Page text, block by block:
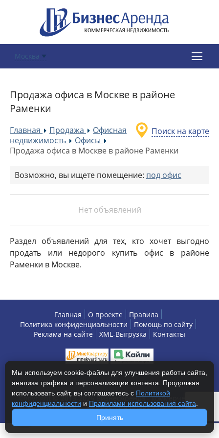
Москва
Продажа офиса в Москве в районе
Раменки
Поиск на карте
Главная »Продажа »Офисная
недвижимость
»Офисы
Продажа офиса в Москве в районе Раменки
Возможно, вы ищете помещение: под офис
Нет объявлений
Раздел объявлений для тех, кто хочет выгодно
продать или недорого купить офис в районе
Раменки в Москве.
Главная О проекте
Правила
Политика конфиденциальности
Помощь по сайту
Реклама на сайте
XML-Выгрузка Контакты
Copyright © 2013-2026 БизнесАренда - коммерческая
недвижимость, г. Москва. Все права защищены.
Мы используем cookie-файлы для улучшения работы сайта,
анализа трафика и персонализации контента. Продолжая
использовать сайт, вы соглашаетесь с Политикой
конфиденциальности и Правилами использования сайта
Принять